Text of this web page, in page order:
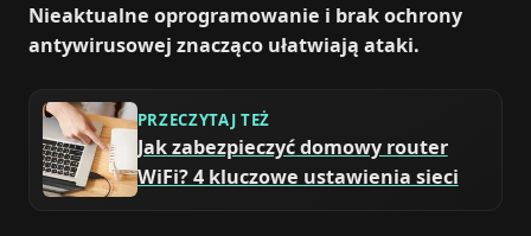
Nieaktualne oprogramowanie i brak ochrony
antywirusowej znacząco ułatwiają ataki.
PRZECZYTAJ TEŻ
Jak zabezpieczyć domowy router
WiFi? 4 kluczowe ustawienia sieci